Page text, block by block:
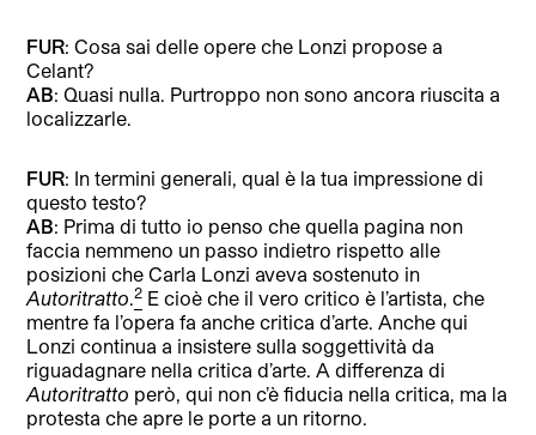
FUR: Cosa sai delle opere che Lonzi propose a
Celant?
AB: Quasi nulla. Purtroppo non sono ancora riuscita a
localizzarle.
FUR: In termini generali, qual è la tua impressione di
questo testo?
AB: Prima di tutto io penso che quella pagina non
faccia nemmeno un passo indietro rispetto alle
posizioni che Carla Lonzi aveva sostenuto in
Autoritratto.2 E cioè che il vero critico è l’artista, che
mentre fa l’opera fa anche critica d’arte. Anche qui
Lonzi continua a insistere sulla soggettività da
riguadagnare nella critica d’arte. A differenza di
Autoritratto però, qui non c’è fiducia nella critica, ma la
protesta che apre le porte a un ritorno.